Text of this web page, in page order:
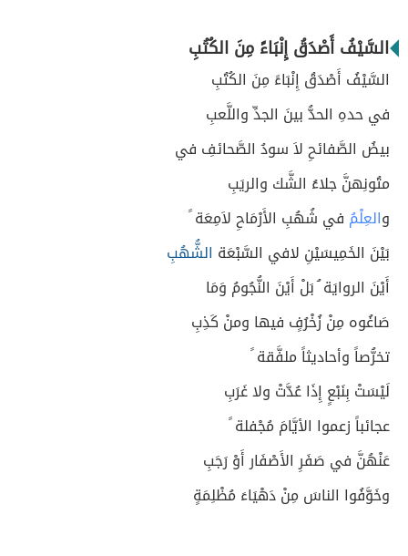
السَّيْفُ أَصْدَقُ إِنْبَاءً مِنَ الكُتُبِ
السَّيْفُ أَصْدَقُ إِنْبَاءً مِنَ الكُتُبِ
في حدهِ الحدُّ بينَ الجدِّ واللَّعبِ
بيضُ الصَّفائحِ لاَ سودُ الصَّحائفِ في
متُونِهنَّ جلاءُ الشَّك والريَبِ
والعِلْمُ في شُهُبِ الأَرْمَاحِ لاَمِعَة ً
بَيْنَ الخَمِيسَيْنِ لافي السَّبْعَة الشُّهُبِ
أَيْنَ الروايَة ُ بَلْ أَيْنَ النُّجُومُ وَمَا
صَاغُوه مِنْ زُخْرُفٍ فيها ومنْ كَذِبِ
تخرُّصاً وأحاديثاً ملفَّقة ً
لَيْسَتْ بِنَبْعٍ إِذَا عُدَّتْ ولا غَرَبِ
عجائباً زعموا الأيَّامَ مُجْفلة ً
عَنْهُنَّ في صَفَرِ الأَصْفَار أَوْ رَجَبِ
وخَوَّفُوا الناسَ مِنْ دَهْيَاءَ مُظْلِمَةٍ